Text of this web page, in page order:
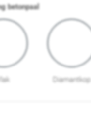
betonpaal
Diamantkop